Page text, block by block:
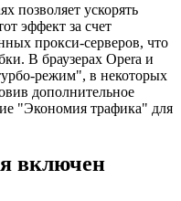
позволяет ускорять
эффект за счет
прокси-серверов, что
В браузерах Opera и
режим", в некоторых
дополнительное
"Экономия трафика" для
включен